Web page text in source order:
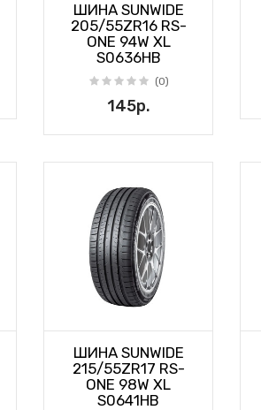
ШИНА SUNWIDE
205/55ZR16 RS-
ONE 94W XL
S0636HB
(0)
145р.
ШИНА SUNWIDE
215/55ZR17 RS-
ONE 98W XL
S0641HB